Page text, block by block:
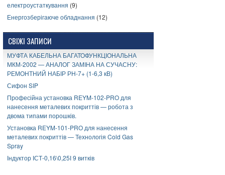
електроустаткування (9)
Енергозберігаюче обладнання (12)
СВІЖІ ЗАПИСИ
МУФТА КАБЕЛЬНА БАГАТОФУНКЦІОНАЛЬНА
МКМ-2002 — АНАЛОГ ЗАМІНА НА СУЧАСНУ:
РЕМОНТНИЙ НАБІР РН-7+ (1-6,3 кВ)
Сифон SIP
Професійна установка REYM-102-PRO для
нанесення металевих покриттів — робота з
двома типами порошків.
Установка REYM-101-PRO для нанесення
металевих покриттів — Технологія Cold Gas
Spray
Індуктор ІСТ-0,16\0,25І 9 витків